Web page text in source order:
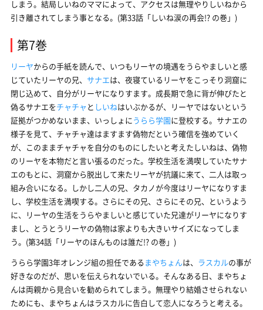
しまう。結局しいねのママによって、アクセスは無理やりしいねから
引き離されてしまう事となる。(第33話「しいね涙の再会!? の巻」)
第7巻
リーヤからの手紙を読んで、いつもリーヤの境遇をうらやましいと感
じていたリーヤの兄、 サナエは、夜寝ているリーヤをこっそり洞窟に
閉じ込めて、自分がリーヤになりすます。成長期で急に背が伸びたと
偽るサナエをチャチャ と しいねはいぶかるが、リーヤではないという
証拠がつかめないまま、いっしょにうらら学園に登校する。サナエの
様子を見て、チャチャ達はますます偽物だという確信を強めていく
が、このままチャチャを自分のものにしたいと考えたしいねは、偽物
のリーヤを本物だと言い張るのだった。学校生活を満喫していたサナ
エのもとに、洞窟から脱出して来たリーヤが抗議に来て、二人は取っ
組み合いになる。しかし二人の兄、タカノが今度はリーヤになりすま
し、学校生活を満喫する。さらにその兄、さらにその兄、というよう
に、リーヤの生活をうらやましいと感じていた兄達がリーヤになりす
まし、とうとうリーヤの偽物は家よりも大きいサイズになってしま
う。(第34話「リーヤのほんものは誰だ!? の巻」)
うらら学園3年オレンジ組の担任である まやちょんは、 ラスカルの事が
好きなのだが、思いを伝えられないでいる。そんなある日、まやちょ
んは両親から見合いを勧められてしまう。無理やり結婚させられない
ためにも、まやちょんはラスカルに告白して恋人になろうと考える。